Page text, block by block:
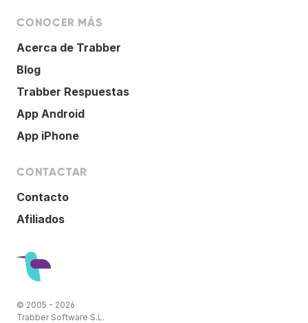
CONOCER MÁS
Acerca de Trabber
Blog
Trabber Respuestas
App Android
App iPhone
CONTACTAR
Contacto
Afiliados
© 2005 - 2026
Trabber Software S.L.